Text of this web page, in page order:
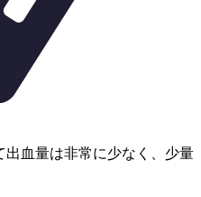
血量は非常に少なく、少量